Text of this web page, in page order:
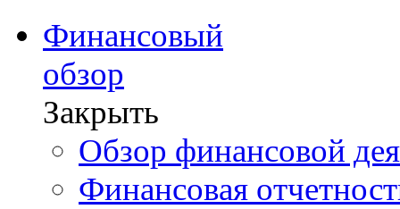
Финансовый
обзор
Закрыть
Обзор финансовой
Финансовая